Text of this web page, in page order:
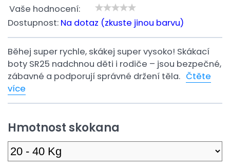
Vaše hodnocení:
Dostupnost: Na dotaz (zkuste jinou barvu)
Běhej super rychle, skákej super vysoko! Skákací
boty SR25 nadchnou děti i rodiče – jsou bezpečné,
zábavné a podporují správné držení těla. Čtěte
více
Hmotnost skokana